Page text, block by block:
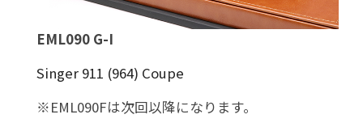
EML090 G-I
Singer 911 (964) Coupe
※EML090Fは次回以降になります。